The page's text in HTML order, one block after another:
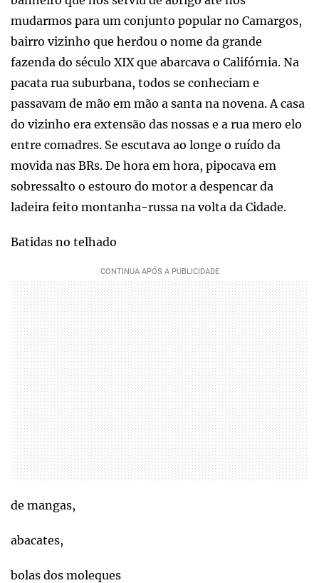
mudarmos para um conjunto popular no Camargos,
bairro vizinho que herdou o nome da grande
fazenda do século XIX que abarcava o Califórnia. Na
pacata rua suburbana, todos se conheciam e
passavam de mão em mão a santa na novena. A casa
do vizinho era extensão das nossas e a rua mero elo
entre comadres. Se escutava ao longe o ruído da
movida nas BRs. De hora em hora, pipocava em
sobressalto o estouro do motor a despencar da
ladeira feito montanha-russa na volta da Cidade.
Batidas no telhado
de mangas,
abacates,
bolas dos moleques